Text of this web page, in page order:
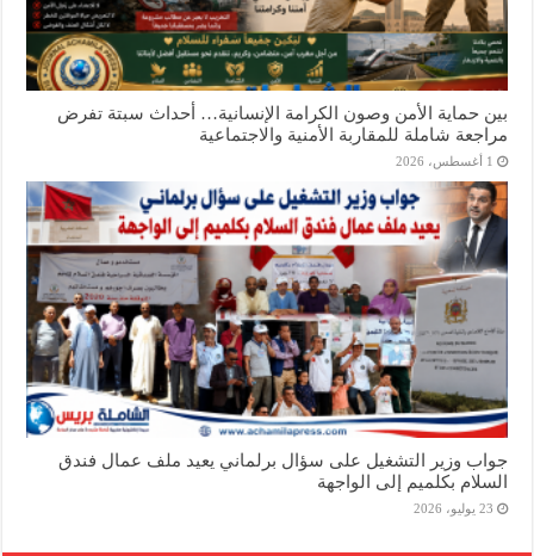
بين حماية الأمن وصون الكرامة الإنسانية… أحداث سبتة تفرض
مراجعة شاملة للمقاربة الأمنية والاجتماعية
1 أغسطس، 2026
جواب وزير التشغيل على سؤال برلماني يعيد ملف عمال فندق
السلام بكلميم إلى الواجهة
23 يوليو، 2026